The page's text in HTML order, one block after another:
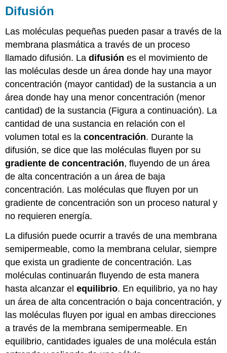
Difusión
Las moléculas pequeñas pueden pasar a través de la
membrana plasmática a través de un proceso
llamado difusión. Ladifusión es el movimiento de
las moléculas desde un área donde hay una mayor
concentración (mayor cantidad) de la sustancia a un
área donde hay una menor concentración (menor
cantidad) de la sustancia (Figura a continuación). La
cantidad de una sustancia en relación con el
volumen total es laconcentración. Durante la
difusión, se dice que las moléculas fluyen por su
gradiente de concentración, fluyendo de un área
de alta concentración a un área de baja
concentración. Las moléculas que fluyen por un
gradiente de concentración son un proceso natural y
no requieren energía.
La difusión puede ocurrir a través de una membrana
semipermeable, como la membrana celular, siempre
que exista un gradiente de concentración. Las
moléculas continuarán fluyendo de esta manera
hasta alcanzar elequilibrio. En equilibrio, ya no hay
un área de alta concentración o baja concentración, y
las moléculas fluyen por igual en ambas direcciones
a través de la membrana semipermeable. En
equilibrio, cantidades iguales de una molécula están